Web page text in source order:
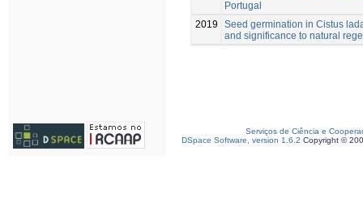
Portugal
2019
Seed germination in Cistus
and significance to natural
Serviços de Ciência e
DSpace Software, version 1.6.2 Copyright ©